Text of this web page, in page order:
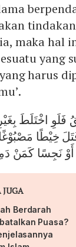
maka hal
yang
harus
اخْتَلَطَ
خِيْطًا
أَوْ نَجِسًا كَمَنْ
JUGA
Berdarah
Puasa?